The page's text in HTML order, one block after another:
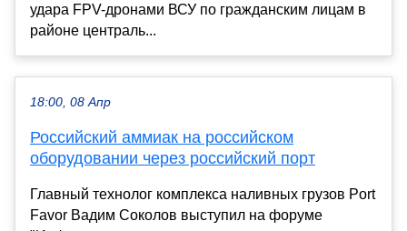
удара FPV-дронами ВСУ по гражданским лицам в
районе централь...
18:00, 08 Апр
Российский аммиак на российском
оборудовании через российский порт
Главный технолог комплекса наливных грузов Port
Favor Вадим Соколов выступил на форуме